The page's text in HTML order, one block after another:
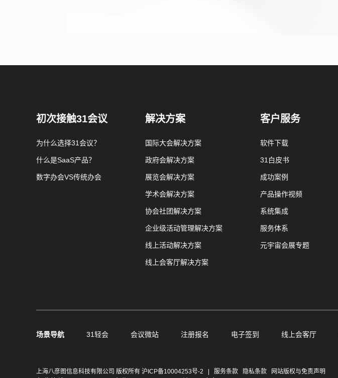
初次接触31会议
为什么选择31会议？
什么是SaaS产品？
数字办会VS传统办会
解决方案
国际大会解决方案
政府会解决方案
展览会解决方案
学术会解决方案
协会社团解决方案
企业级活动管理解决方案
线上活动解决方案
线上会客厅解决方案
客户服务
软件下载
31白皮书
成功案例
产品操作视频
系统集成
服务体系
元宇宙会展专题
场景导航 31轻会 会议微站 注册报名 电子签到 线上会客厅
上海八彦图信息科技有限公司 版权所有 沪ICP备10004253号-2 服务条款 隐私条款 网站版权与免责声明